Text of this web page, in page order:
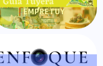
EMPRETUY